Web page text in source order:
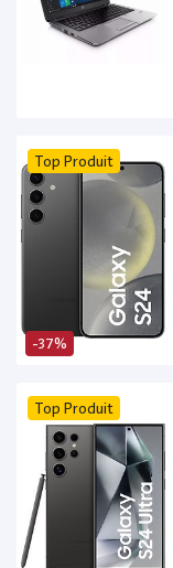
-37%
Top Produit
Top Produit